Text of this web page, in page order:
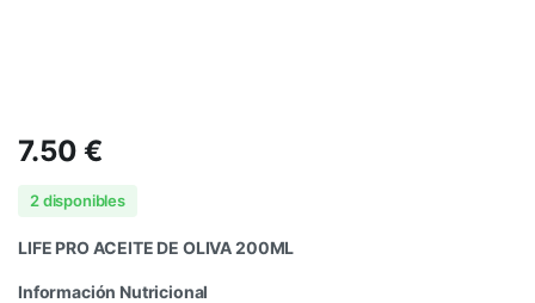
7.50€
2 disponibles
LIFE PRO ACEITE DE OLIVA 200ML
Información Nutricional